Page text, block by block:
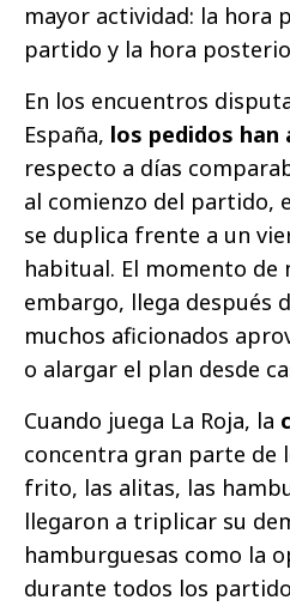
mayor actividad: la hora
partido y la hora
En los encuentros
España, los pedidos han
respecto a días
al comienzo del partido,
se duplica frente a un
habitual. El momento de
embargo, llega después
muchos aficionados
o alargar el plan desde
Cuando juega La Roja, la
concentra gran parte de
frito, las alitas, las
llegaron a triplicar su
hamburguesas como la
durante todos los